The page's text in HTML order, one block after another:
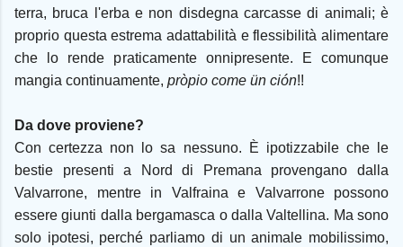
terra, bruca l'erba e non disdegna carcasse di animali; è
proprio questa estrema adattabilità e flessibilità alimentare
che lo rende praticamente onnipresente. E comunque
mangia continuamente, pròpio come ün ción!!
Da dove proviene?
Con certezza non lo sa nessuno. È ipotizzabile che le
bestie presenti a Nord di Premana provengano dalla
Valvarrone, mentre in Valfraina e Valvarrone possono
essere giunti dalla bergamasca o dalla Valtellina. Ma sono
solo ipotesi, perché parliamo di un animale mobilissimo,